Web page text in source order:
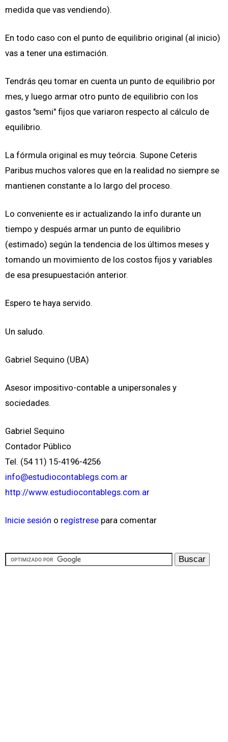
medida que vas vendiendo).
En todo caso con el punto de equilibrio original (al inicio)
vas a tener una estimación.
Tendrás qeu tomar en cuenta un punto de equilibrio por
mes, y luego armar otro punto de equilibrio con los
gastos "semi" fijos que variaron respecto al cálculo de
equilibrio.
La fórmula original es muy teórcia. Supone Ceteris
Paribus muchos valores que en la realidad no siempre se
mantienen constante a lo largo del proceso.
Lo conveniente es ir actualizando la info durante un
tiempo y después armar un punto de equilibrio
(estimado) según la tendencia de los últimos meses y
tomando un movimiento de los costos fijos y variables
de esa presupuestación anterior.
Espero te haya servido.
Un saludo.
Gabriel Sequino (UBA)
Asesor impositivo-contable a unipersonales y
sociedades.
Gabriel Sequino
Contador Público
Tel. (54 11) 15-4196-4256
info@estudiocontablegs.com.ar
http://www.estudiocontablegs.com.ar
Inicie sesión o regístrese para comentar